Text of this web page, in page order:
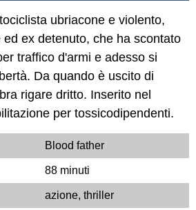
ubriacone e violento,
ex detenuto, che ha scontato
traffico d'armi e adesso si
Da quando è uscito di
rigare dritto. Inserito nel
per tossicodipendenti.
Blood father
88 minuti
azione, thriller